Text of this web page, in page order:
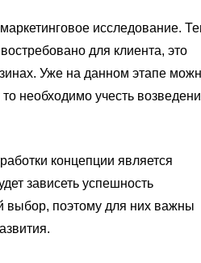
исследование.
для клиента, это
Уже на данном этапе
необходимо учесть
концепции является
зависеть успешность
выбор, поэтому для них важны